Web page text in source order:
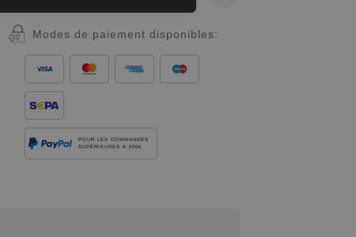
Modes de paiement disponibles:
POUR LES COMMANDES
SUPÉRIEURES À 500€